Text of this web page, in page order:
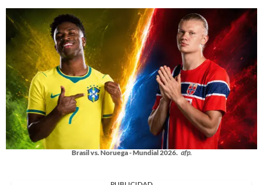
Brasil vs. Noruega - Mundial 2026. afp.